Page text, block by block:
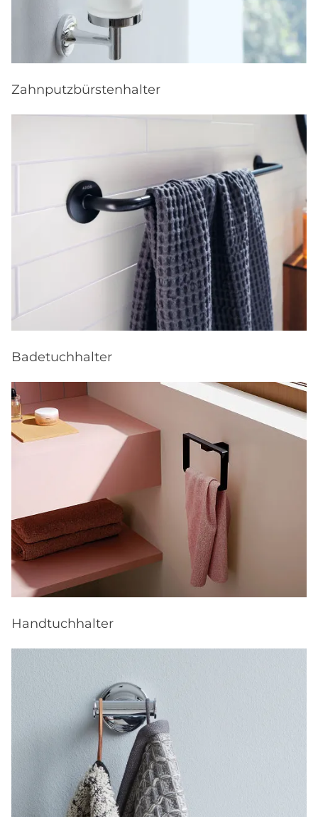
Zahnputzbürstenhalter
Badetuchhalter
Handtuchhalter